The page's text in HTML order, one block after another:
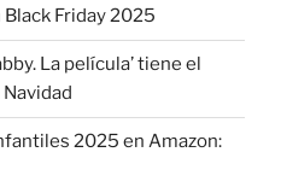
Friday 2025
La película’ tiene el
2025 en Amazon: